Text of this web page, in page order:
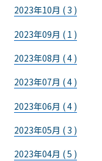
2023年10月 ( 3 )
2023年09月 ( 1 )
2023年08月 ( 4 )
2023年07月 ( 4 )
2023年06月 ( 4 )
2023年05月 ( 3 )
2023年04月 ( 5 )